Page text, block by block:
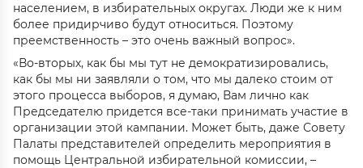
населением, в избирательных округах. Люди же к ним
более придирчиво будут относиться. Поэтому
преемственность – это очень важный вопрос».
«Во-вторых, как бы мы тут не демократизировались,
как бы мы ни заявляли о том, что мы далеко стоим от
этого процесса выборов, я думаю, Вам лично как
Председателю придется все-таки принимать участие в
организации этой кампании. Может быть, даже Совету
Палаты представителей определить мероприятия в
помощь Центральной избирательной комиссии, –